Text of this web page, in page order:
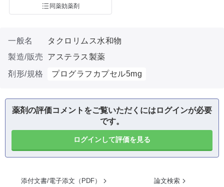
同薬効薬剤
一般名
タクロリムス水和物
製造/販売
アステラス製薬
剤形/規格
プログラフカプセル5mg
薬剤の評価コメントをご覧いただくにはログインが必要
です。
ログインして評価を見る
添付文書/電子添文（PDF） 論文検索